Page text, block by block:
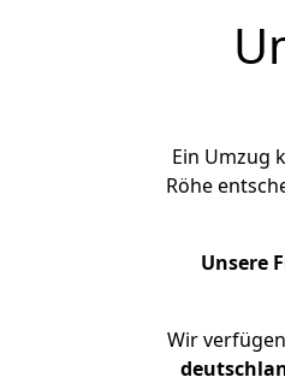
Ein Umzug
Röhe
Unsere
Wir